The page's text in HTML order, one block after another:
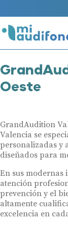
Oeste
GrandAudition
Valencia se
personalizadas y
diseñados para
En sus modernas
atención
prevención y el
altamente
excelencia en